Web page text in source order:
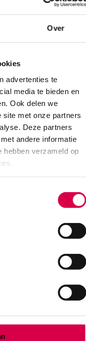
Over
advertenties te
media te bieden en
Ook delen we
site met onze partners
Deze partners
andere informatie
hebben verzameld op